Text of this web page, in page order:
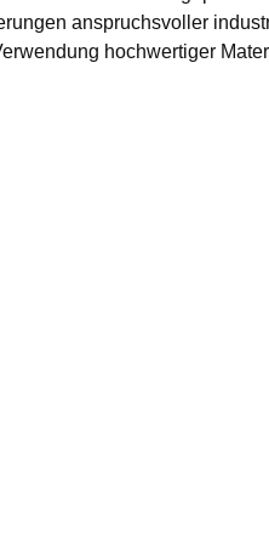
anspruchsvoller
hochwertiger